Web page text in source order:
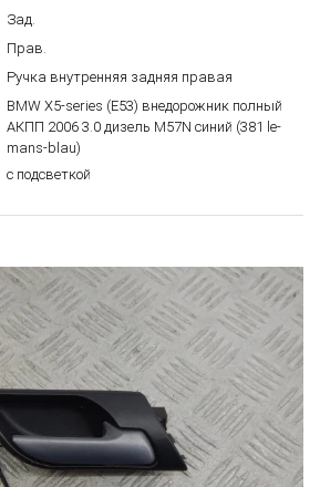
Зад.
Прав.
Ручка внутренняя задняя правая
BMW X5-series (E53) внедорожник полный
АКПП 2006 3.0 дизель M57N синий (381 le-
mans-blau)
с подсветкой